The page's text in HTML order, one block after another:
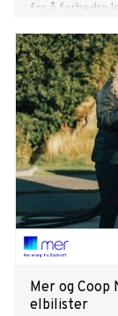
for å forbedre
Mer og
elbilister